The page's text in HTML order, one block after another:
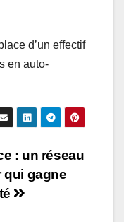
d’un effectif
en auto-
: un réseau
qui gagne